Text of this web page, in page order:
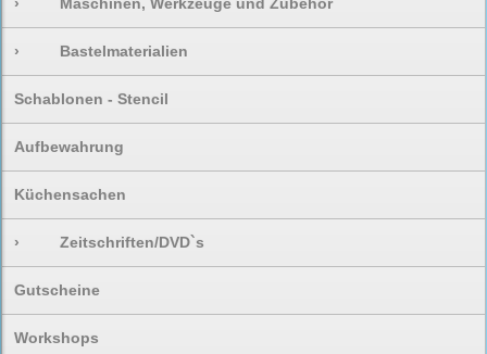
› Maschinen, Werkzeuge und Zubehör
› Bastelmaterialien
Schablonen - Stencil
Aufbewahrung
Küchensachen
› Zeitschriften/DVD`s
Gutscheine
Workshops